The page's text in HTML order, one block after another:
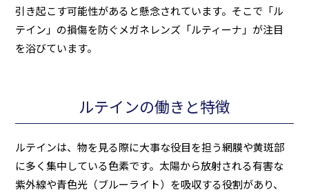
引き起こす可能性があると懸念されています。そこで「ル
テイン」の損傷を防ぐメガネレンズ「ルティーナ」が注目
を浴びています。
ルテインの働きと特徴
ルテインは、物を見る際に大事な役目を担う網膜や黄斑部
に多く集中している色素です。太陽から放射される有害な
紫外線や青色光（ブルーライト）を吸収する役割があり、